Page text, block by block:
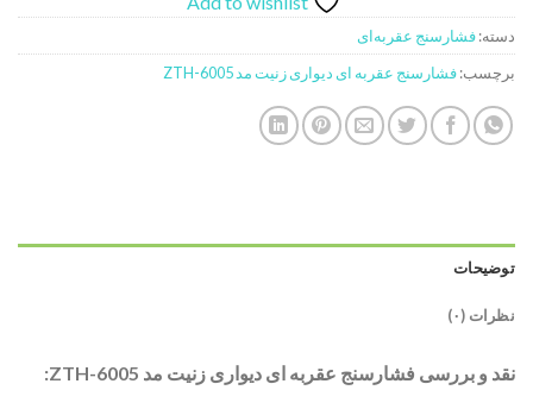
دسته:فشارسنج عقربه‌ای
برچسب:فشارسنج عقربه ای دیواری زنیت مد ZTH-6005
توضیحات
نظرات (۰)
نقد و بررسی فشارسنج عقربه ای دیواری زنیت مد ZTH-6005: